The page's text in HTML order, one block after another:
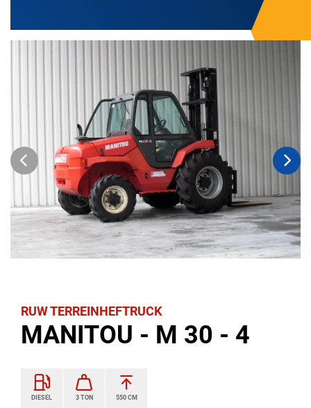
RUW TERREINHEFTRUCK
MANITOU - M 30 - 4
DIESEL 3 TON 550 CM